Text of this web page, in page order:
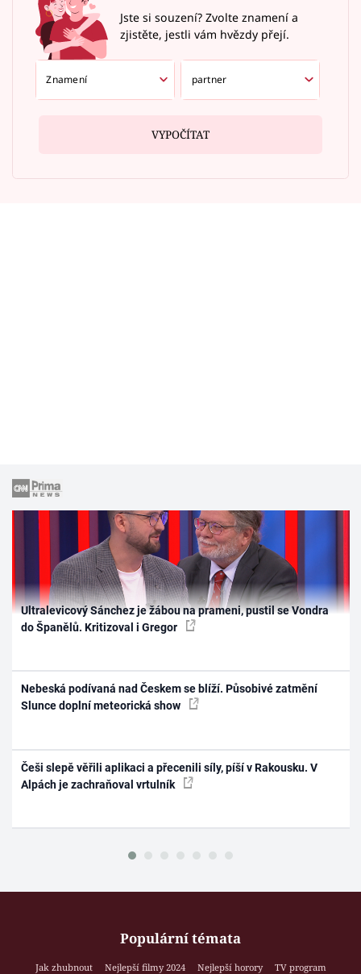
Jste si souzení? Zvolte znamení a
zjistěte, jestli vám hvězdy přejí.
VYPOČÍTAT
Ultralevicový Sánchez je žábou na prameni, pustil se Vondra
do Španělů. Kritizoval i Gregor
Nebeská podívaná nad Českem se blíží. Působivé zatmění
Slunce doplní meteorická show
Češi slepě věřili aplikaci a přecenili síly, píší v Rakousku. V
Alpách je zachraňoval vrtulník
Populární témata
Jak zhubnout Nejlepší filmy 2024 Nejlepší horory
TV program